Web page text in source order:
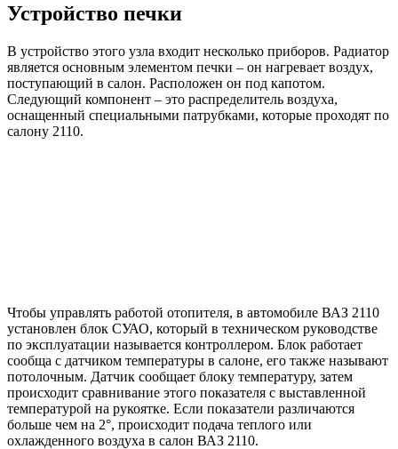
Устройство печки
В устройство этого узла входит несколько приборов. Радиатор
является основным элементом печки – он нагревает воздух,
поступающий в салон. Расположен он под капотом.
Следующий компонент – это распределитель воздуха,
оснащенный специальными патрубками, которые проходят по
салону 2110.
Чтобы управлять работой отопителя, в автомобиле ВАЗ 2110
установлен блок СУАО, который в техническом руководстве
по эксплуатации называется контроллером. Блок работает
сообща с датчиком температуры в салоне, его также называют
потолочным. Датчик сообщает блоку температуру, затем
происходит сравнивание этого показателя с выставленной
температурой на рукоятке. Если показатели различаются
больше чем на 2°, происходит подача теплого или
охлажденного воздуха в салон ВАЗ 2110.